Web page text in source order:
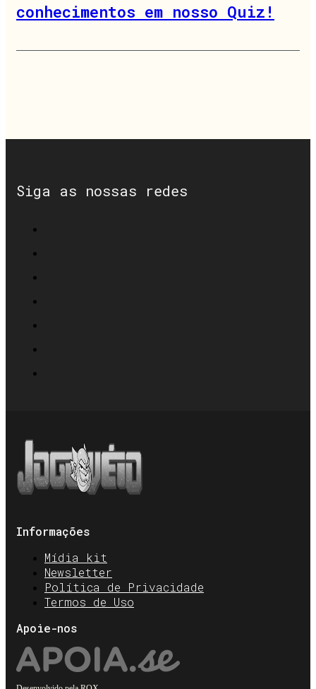
conhecimentos em nosso Quiz!
Siga as nossas redes
Informações
Mídia kit
Newsletter
Política de Privacidade
Termos de Uso
Apoie-nos